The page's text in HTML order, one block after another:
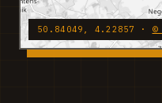
50.84049, 4.22857 · ©